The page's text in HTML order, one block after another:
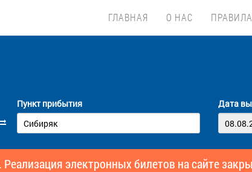
ГЛАВНАЯ О НАС ПРАВИЛА
Пункт прибытия Дата
электронных билетов на сайте